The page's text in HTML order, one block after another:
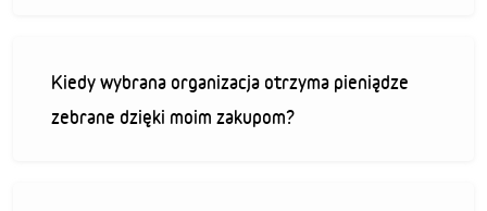
Kiedy wybrana organizacja otrzyma pieniądze
zebrane dzięki moim zakupom?